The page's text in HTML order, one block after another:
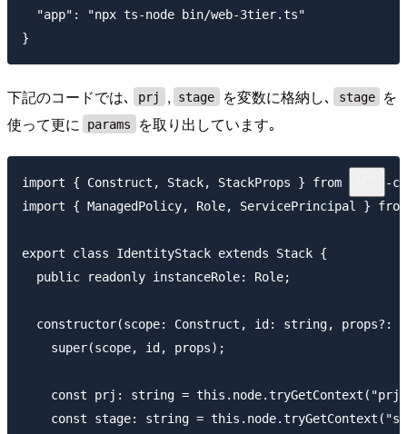
  "app": "npx ts-node bin/web-3tier.ts"
下記のコードでは､ prj , stage を変数に格納し､ stage
を
使って更に
params を取り出しています｡
import { Construct, Stack, StackProps } from "@aws-
import { ManagedPolicy, Role, ServicePrincipal } from
export class IdentityStack extends Stack {
  public readonly instanceRole: Role;
constructor(scope: Construct, id: string, props?:
    super(scope, id, props);
const prj: string =
const stage: string =